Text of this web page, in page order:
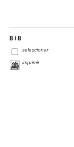
8 / 8
seleccionar
imprimir